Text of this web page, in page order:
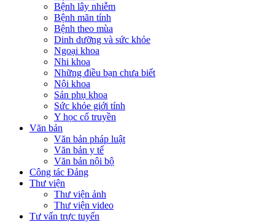
Bệnh lây nhiễm
Bệnh mãn tính
Bệnh theo mùa
Dinh dưỡng và sức khỏe
Ngoại khoa
Nhi khoa
Những điều bạn chưa biết
Nội khoa
Sản phụ khoa
Sức khỏe giới tính
Y học cổ truyền
Văn bản
Văn bản pháp luật
Văn bản y tế
Văn bản nội bộ
Công tác Đảng
Thư viện
Thư viện ảnh
Thư viện video
Tư vấn trực tuyến